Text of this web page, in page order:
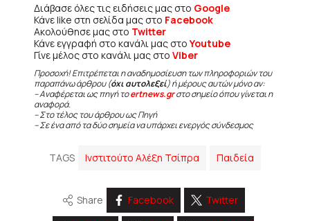
Διάβασε όλες τις ειδήσεις μας στο Google
Κάνε like στη σελίδα μας στο Facebook
Ακολούθησε μας στο Twitter
Κάνε εγγραφή στο κανάλι μας στοYoutube
Γίνε μέλος στο κανάλι μας στο Viber
Προσοχή! Επιτρέπεται η αναδημοσίευση των πληροφοριών του
παραπάνω άρθρου (όχι αυτολεξεί) ή μέρους αυτών μόνο αν:
– Αναφέρεται ως πηγή τοertnews.grστο σημείο όπου γίνεται η
αναφορά.
– Στο τέλος του άρθρου ως Πηγή
– Σε ένα από τα δύο σημεία να υπάρχει ενεργός σύνδεσμος
TAGS Ινστιτούτο Αλέξη Τσίπρα Παιδεία
Share Facebook Twitter